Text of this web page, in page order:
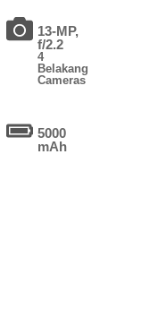
13-MP,
f/2.2
4
Belakang
Cameras
5000
mAh